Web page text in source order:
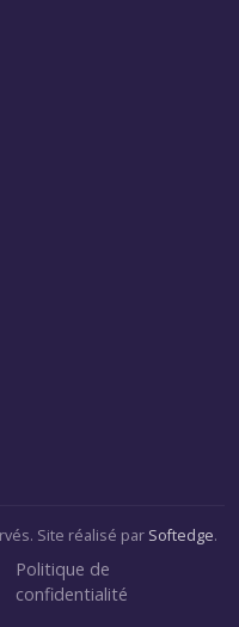
Site réalisé par Softedge.
Politique de
confidentialité